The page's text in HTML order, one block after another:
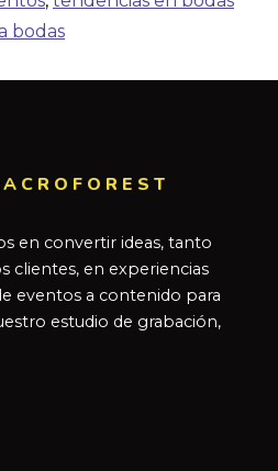
bodas
en convertir ideas, tanto
clientes, en experiencias
eventos a contenido para
estudio de grabación,